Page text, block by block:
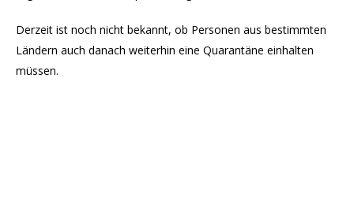
Derzeit ist noch nicht bekannt, ob Personen aus bestimmten
Ländern auch danach weiterhin eine Quarantäne einhalten
müssen.